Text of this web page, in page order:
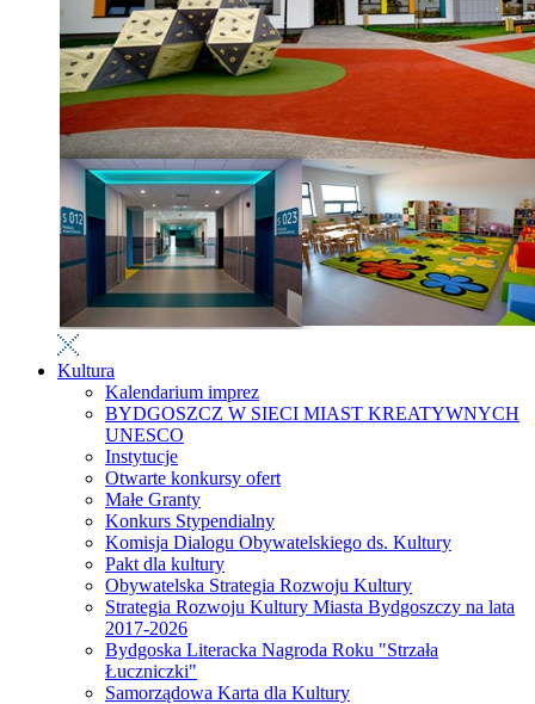
Kultura
Kalendarium imprez
BYDGOSZCZ W SIECI MIAST KREATYWNYCH
UNESCO
Instytucje
Otwarte konkursy ofert
Małe Granty
Konkurs Stypendialny
Komisja Dialogu Obywatelskiego ds. Kultury
Pakt dla kultury
Obywatelska Strategia Rozwoju Kultury
Strategia Rozwoju Kultury Miasta Bydgoszczy na lata
2017-2026
Bydgoska Literacka Nagroda Roku "Strzała
Łuczniczki"
Samorządowa Karta dla Kultury